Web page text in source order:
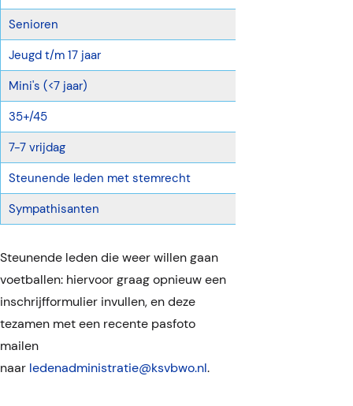
Man / Vrouw
Man
Senioren
Jeugd t/m 17 jaar
Mini's (<7 jaar)
35+/45
7-7 vrijdag
Steunende leden met stemrecht
Sympathisanten
Steunende leden die weer willen gaan
voetballen: hiervoor graag opnieuw een
inschrijfformulier invullen, en deze
tezamen met een recente pasfoto
mailen
naar ledenadministratie@ksvbwo.nl.